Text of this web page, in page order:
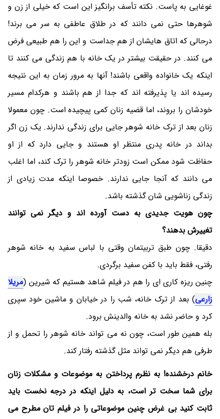
غوغایی به پاست. نکته تأسف برانگیز این است که خیلی از زن و
شوهرها حتی نمی دانند که در طلاق عاطفی به سر می برند!
درحالی که اتاق هایشان از هم جداست و این را هم طبیعی فرض
می کنند. در حقیقت بیشتر در یک خانه با هم زندگی می کنند تا
اینکه یک خانواده واقعی باشند! آنها به مرور زمان به این نتیجه
رسیده اند یا پذیرفته اند که جدا از هم باشند و هرکدام مسیر
خودشان را بروند، اما قضیه زنان کمی پیچیده است. چون معمولا
زنان بعد از ترک خانه شوهر جایی برای زندگی ندارند. یک زن اگر
بداند در خانه پدری منتظر او هستند و جایی دارد که از او
حفاظت شود ممکن است زودتر خانه شوهر را ترک کند، اما اغلب
می دانند که آنجا جایی ندارند. خصوصا اینکه مدت زیادی از
زندگی زناشویی شان گذشته باشد.
چون هویت جدیدی به دست آورده اند و دیگر نمی توانند
تغییرش بدهند؟
دقیقا. چون طبق تربیتمان وقتی با لباس سفید به خانه شوهر
رفتی، فقط باید با کفن سفید برگردی.
چنین ریزه کاری ای را هم در فیلم شاهد هستیم که شیرین (مریلا
زارعی) بعد از ترک خانه، شب را در خیابان و ماشین خود سپری
کرد و حاضر نشد به خانه والدینش برود.
بله همین طور است، چون نه می تواند خانه شوهر را تحمل و از
طرفی هم دیگر نمی تواند مثل گذشته رفتار کند.
خانم درخشنده! به نظرم پرداختن به موضوعات و مشکلات زنان
برای شما سخت تر است، به دلیل اینکه در درجه نخست باید
ثابت کنید بی غرض چنین موضوعاتی را در فیلم تان مطرح می